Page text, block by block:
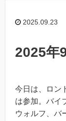
2025.09.23
2025
今日は、ロン
は参加。バイ
ウォルフ、バ